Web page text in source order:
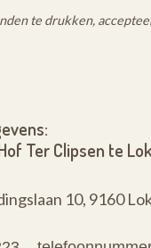
te drukken,
Ter Clipsen te
10, 9160